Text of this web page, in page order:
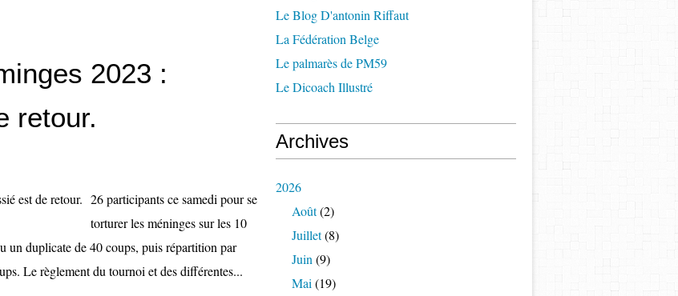
2023 :
retour.
26 participants ce samedi pour se
torturer les méninges sur les 10
un duplicate de 40 coups, puis répartition par
Le règlement du tournoi et des différentes...
Le Blog D'antonin Riffaut
La Fédération Belge
Le palmarès de PM59
Le Dicoach Illustré
Archives
2026
Août(2)
Juillet(8)
Juin (9)
Mai (19)